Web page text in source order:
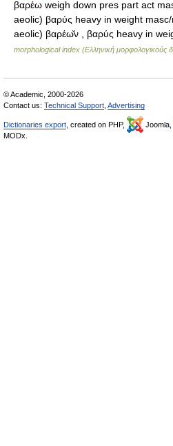
βαρέω weigh down pres part act
aeolic) βαρύς heavy in weight
aeolic) βαρέω̆ν , βαρύς heavy in
morphological index (Ελληνική μορφολογικούς
© Academic, 2000-2026
Contact us: Technical Support Advertising
Dictionaries export , created on PHP, Joomla,
MODx.